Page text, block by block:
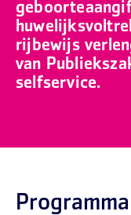
rijbewijs
van
selfservice.